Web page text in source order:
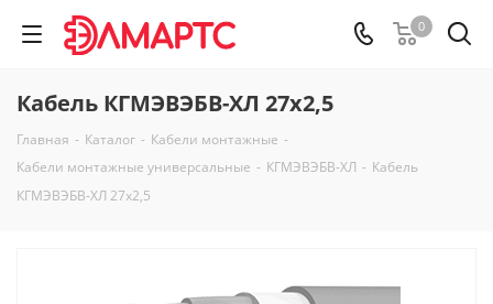
0
Кабель КГМЭВЭБВ-ХЛ 27х2,5
Главная - Каталог - Кабели монтажные -
Кабели монтажные универсальные - КГМЭВЭБВ-ХЛ - Кабель
КГМЭВЭБВ-ХЛ 27х2,5